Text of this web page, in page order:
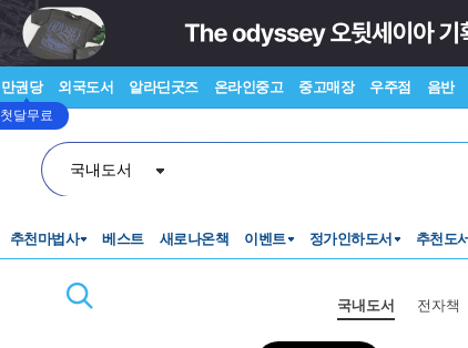
만권당
첫달무료
외국도서 알라딘굿즈 온라인중고 중고매장 우주점 음반
국내도서
추천마법사 베스트 새로나온책 이벤트 정가인하도서 추천도서
국내도서 전자책